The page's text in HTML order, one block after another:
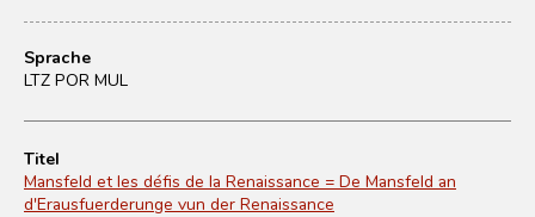
Sprache
LTZ POR MUL
Titel
Mansfeld et les défis de la Renaissance = De Mansfeld an
d'Erausfuerderunge vun der Renaissance